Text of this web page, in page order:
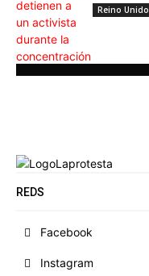
Reino Unido
REDS
Facebook
Instagram